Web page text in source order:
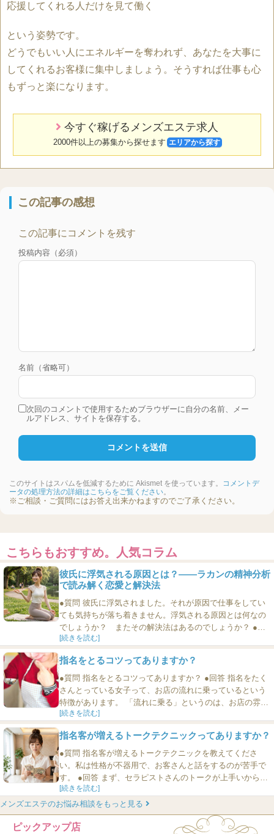
応援してくれる人だけを見て働く
という姿勢です。
どうでもいい人にエネルギーを奪われず、あなたを大事に
してくれるお客様に集中しましょう。そうすれば仕事も心
もずっと楽になります。
今すぐ稼げるメンズエステ求人
2000件以上の募集から探せます エリアから探す
この記事の感想
この記事にコメントを残す
投稿内容（必須）
名前（省略可）
次回のコメントで使用するためブラウザーに自分の名前、メー
ルアドレス、サイトを保存する。
このサイトはスパムを低減するために Akismet を使っています。 コメントデ
ータの処理方法の詳細はこちらをご覧ください。
※ご相談・ご質問にはお答え出来かねますのでご了承ください。
こちらもおすすめ。人気コラム
彼氏に浮気される原因とは？――ラカンの精神分析
で読み解く恋愛と解決法
●質問 彼氏に浮気されました。それが原因で仕事をしてい
ても気持ちが落ち着きません。浮気される原因とは何なの
でしょうか？ またその解決法はあるのでしょうか？ ●回
答 浮気の悩みはとてもつらいものです。信じていた相手か
生活に集中できなくなるのも当然です。 「私に何か足りな
かったのだろうか」「愛されていないのではないか」――
そんな思いが頭を...
[続きを読む]
指名をとるコツってありますか？
●質問 指名をとるコツってありますか？ ●回答 指名をたく
さんとっている女子って、お店の流れに乗っているという
特徴があります。 「流れに乗る」というのは、お店の雰囲
気にうまく馴染んでいるということです。 ひとりで必死に
ステに限らず、キャバクラでも同じです。ひとりで頑張っ
ても無理なんです。 そうではなくて、まあまあくらいし
か...
[続きを読む]
指名客が増えるトークテクニックってありますか？
●質問 指名客が増えるトークテクニックを教えてくださ
い。私は性格が不器用で、お客さんと話をするのが苦手で
す。 ●回答 まず、セラピストさんのトークが上手いから普
通のお客さんから指名客になるということではない、とい
う事実を知ってほしいと思います。 お客さんはそのセラピ
ストさんのもとに通い詰めることによって「なにかいいこ
とがある、自分にとってメリットがあることがやがて起き
[続きを読む]
メンズエステのお悩み相談をもっと見る
ピックアップ店